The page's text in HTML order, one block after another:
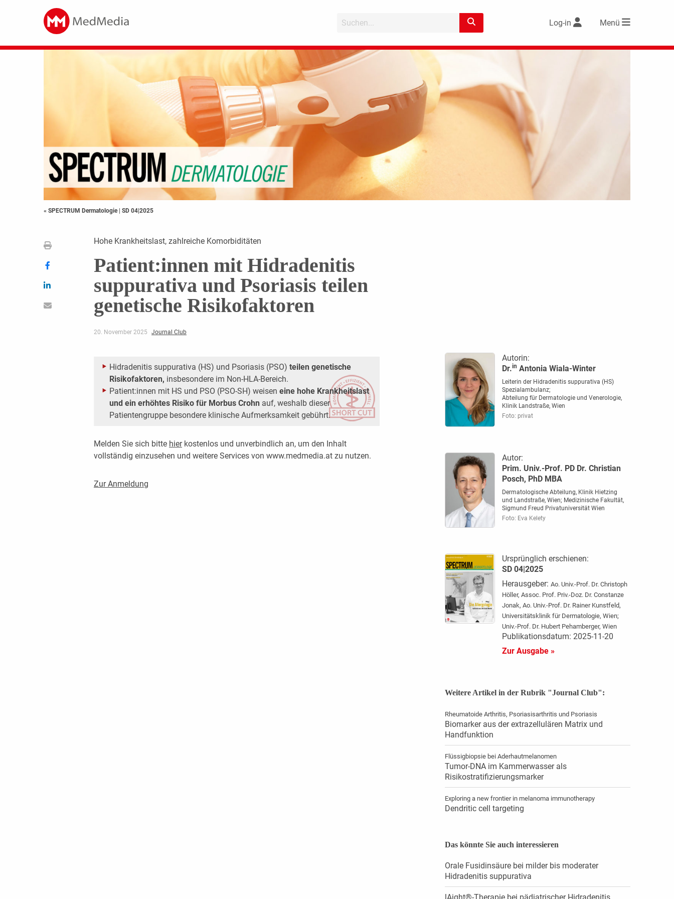
Log-in Menü
« SPECTRUM Dermatologie | SD 04|2025
Hohe Krankheitslast, zahlreiche Komorbiditäten
Patient:innen mit Hidradenitis
suppurativa und Psoriasis teilen
genetische Risikofaktoren
20. November 2025 Journal Club
Hidradenitis suppurativa (HS) und Psoriasis (PSO) teilen genetische
Risikofaktoren, insbesondere im Non-HLA-Bereich.
Patient:innen mit HS und PSO (PSO-SH) weisen eine hohe Krankheitslast
und ein erhöhtes Risiko für Morbus Crohn auf, weshalb dieser
Patientengruppe besondere klinische Aufmerksamkeit gebührt.
Melden Sie sich bitte hierkostenlos und unverbindlich an, um den Inhalt
vollständig einzusehen und weitere Services von www.medmedia.at zu nutzen.
Zur Anmeldung
Autorin:
Dr.in Antonia Wiala-Winter
Leiterin der Hidradenitis suppurativa (HS)
Spezialambulanz;
Abteilung für Dermatologie und Venerologie,
Klinik Landstraße, Wien
Foto: privat
Autor:
Prim. Univ.-Prof. PD Dr. Christian
Posch, PhD MBA
Dermatologische Abteilung, Klinik Hietzing
und Landstraße, Wien; Medizinische Fakultät,
Sigmund Freud Privatuniversität Wien
Foto: Eva Kelety
Ursprünglich erschienen:
SD 04|2025
Herausgeber: Ao. Univ.-Prof. Dr. Christoph
Höller, Assoc. Prof. Priv.-Doz. Dr. Constanze
Jonak, Ao. Univ.-Prof. Dr. Rainer Kunstfeld,
Universitätsklinik für Dermatologie, Wien;
Univ.-Prof. Dr. Hubert Pehamberger, Wien
Publikationsdatum: 2025-11-20
Zur Ausgabe »
Weitere Artikel in der Rubrik "Journal Club":
Rheumatoide Arthritis, Psoriasisarthritis und Psoriasis
Biomarker aus der extrazellulären Matrix und
Handfunktion
Flüssigbiopsie bei Aderhautmelanomen
Tumor-DNA im Kammerwasser als
Risikostratifizierungsmarker
Exploring a new frontier in melanoma immunotherapy
Dendritic cell targeting
Das könnte Sie auch interessieren
Orale Fusidinsäure bei milder bis moderater
Hidradenitis suppurativa